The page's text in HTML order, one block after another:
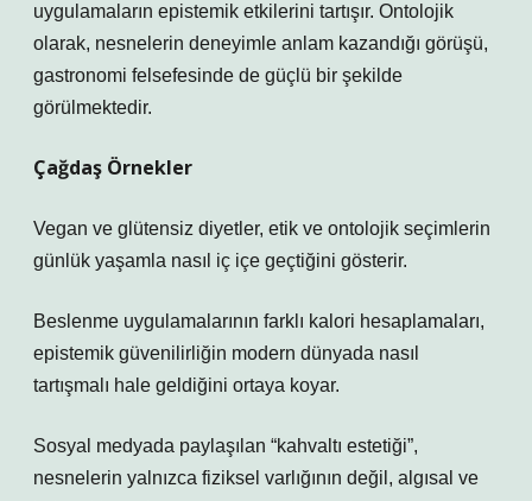
uygulamaların epistemik etkilerini tartışır. Ontolojik
olarak, nesnelerin deneyimle anlam kazandığı görüşü,
gastronomi felsefesinde de güçlü bir şekilde
görülmektedir.
Çağdaş Örnekler
Vegan ve glütensiz diyetler, etik ve ontolojik seçimlerin
günlük yaşamla nasıl iç içe geçtiğini gösterir.
Beslenme uygulamalarının farklı kalori hesaplamaları,
epistemik güvenilirliğin modern dünyada nasıl
tartışmalı hale geldiğini ortaya koyar.
Sosyal medyada paylaşılan “kahvaltı estetiği”,
nesnelerin yalnızca fiziksel varlığının değil, algısal ve